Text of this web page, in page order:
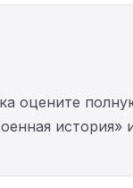
оцените